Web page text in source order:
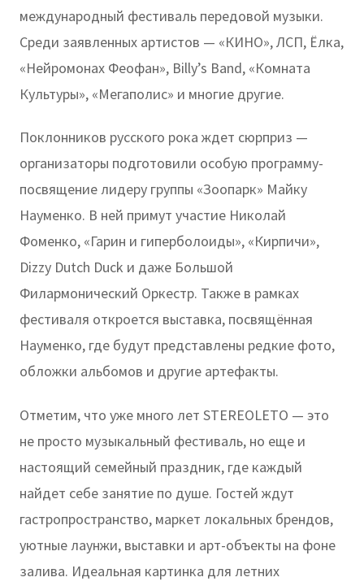
международный фестиваль передовой музыки.
Среди заявленных артистов — «КИНО», ЛСП, Ёлка,
«Нейромонах Феофан», Billy’s Band, «Комната
Культуры», «Мегаполис» и многие другие.
Поклонников русского рока ждет сюрприз —
организаторы подготовили особую программу-
посвящение лидеру группы «Зоопарк» Майку
Науменко. В ней примут участие Николай
Фоменко, «Гарин и гиперболоиды», «Кирпичи»,
Dizzy Dutch Duck и даже Большой
Филармонический Оркестр. Также в рамках
фестиваля откроется выставка, посвящённая
Науменко, где будут представлены редкие фото,
обложки альбомов и другие артефакты.
Отметим, что уже много лет STEREOLETO — это
не просто музыкальный фестиваль, но еще и
настоящий семейный праздник, где каждый
найдет себе занятие по душе. Гостей ждут
гастропространство, маркет локальных брендов,
уютные лаунжи, выставки и арт-объекты на фоне
залива. Идеальная картинка для летних